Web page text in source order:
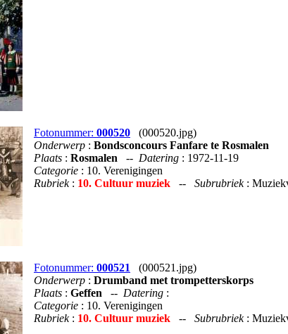
Fotonummer: 000520 (000520.jpg)
Onderwerp : Bondsconcours Fanfare te Rosmalen
Plaats : Rosmalen -- Datering : 1972-11-19
Categorie : 10. Verenigingen
Rubriek : 10. Cultuur muziek -- Subrubriek :
Fotonummer: 000521
(000521.jpg)
Onderwerp : Drumband met trompetterskorps
Plaats : Geffen -- Datering :
Categorie : 10. Verenigingen
Rubriek : 10. Cultuur muziek -- Subrubriek :